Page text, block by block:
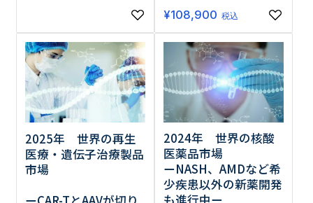
¥108,900 税込
2025年 世界の再生
医療・遺伝子治療製品
市場
2024年 世界の核酸
医薬品市場
ーNASH、AMDなど希
少疾患以外の新薬開発